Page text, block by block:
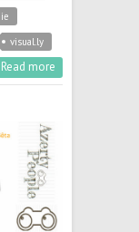
visual.ly
Read more